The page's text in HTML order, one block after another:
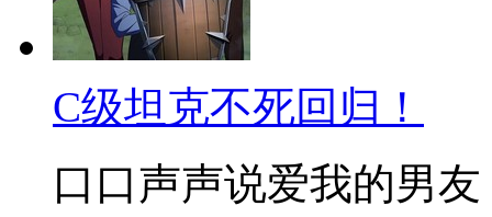
C级坦克不死回归！
口口声声说爱我的男友